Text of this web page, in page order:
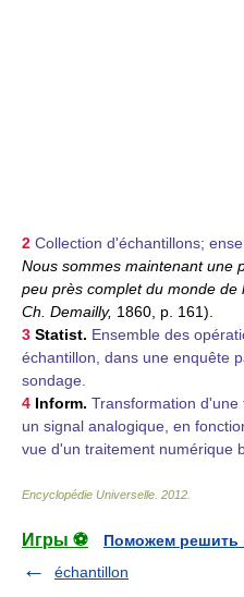
2 Collection d'échantillons;
Nous sommes maintenant une
peu près complet du monde de
Ch. Demailly, 1860, p. 161).
3 Statist. Ensemble des
échantillon, dans une enquête
sondage.
4 Inform. Transformation
un signal analogique, en
vue d'un traitement numérique
Encyclopédie Universelle 2012
Игры ⚽
Поможем решить
échantillon